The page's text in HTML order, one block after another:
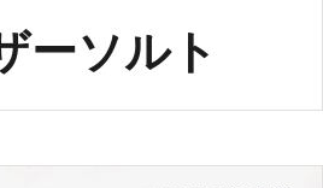
ーソルト